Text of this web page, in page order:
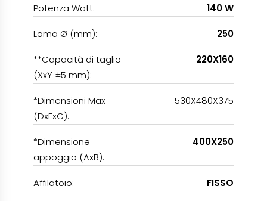
Potenza Watt: 140 W
Lama Ø (mm): 250
**Capacità di taglio
(XxY ±5 mm):
220X160
*Dimensioni Max
(DxExC):
530X480X375
*Dimensione
appoggio (AxB):
400X250
Affilatoio: FISSO